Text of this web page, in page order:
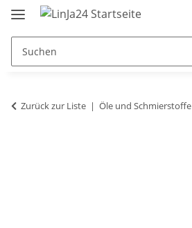
Zurück zur Liste Öle und Schmierstoffe